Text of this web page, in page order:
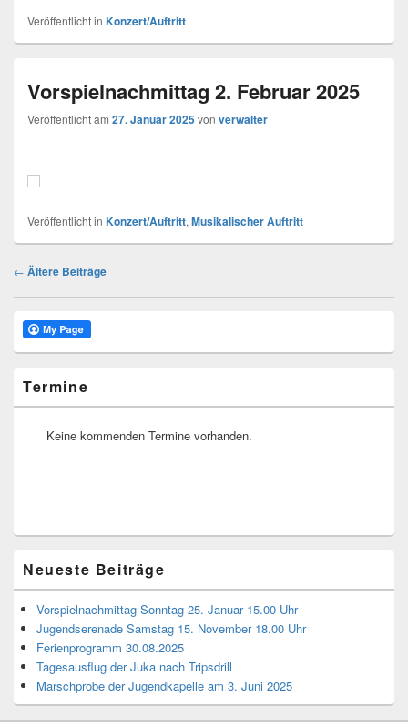
Veröffentlicht in Konzert/Auftritt
Vorspielnachmittag 2. Februar 2025
Veröffentlicht am 27. Januar 2025von verwalter
Veröffentlicht in Konzert/Auftritt, Musikalischer Auftritt
Beitragsnavigation
← Ältere Beiträge
Primärer
Seitenleisten
Widget-
Termine
Keine kommenden Termine vorhanden.
Neueste Beiträge
Vorspielnachmittag Sonntag 25. Januar 15.00 Uhr
Jugendserenade Samstag 15. November 18.00 Uhr
Ferienprogramm 30.08.2025
Tagesausflug der Juka nach Tripsdrill
Marschprobe der Jugendkapelle am 3. Juni 2025